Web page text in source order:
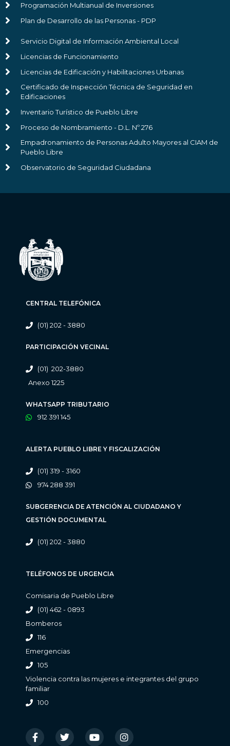
Programación Multianual de Inversiones
Plan de Desarrollo de las Personas - PDP
Servicio Digital de Información Ambiental Local
Licencias de Funcionamiento
Licencias de Edificación y Habilitaciones Urbanas
Certificado de Inspección Técnica de Seguridad en
Edificaciones
Inventario Turístico de Pueblo Libre
Proceso de Nombramiento - D.L. Nº 276
Empadronamiento de Personas Adulto Mayores al CIAM de
Pueblo Libre
Observatorio de Seguridad Ciudadana
CENTRAL TELEFÓNICA
(01) 202 - 3880
PARTICIPACIÓN VECINAL
(01) 202-3880
Anexo 1225
WHATSAPP TRIBUTARIO
912 391 145
ALERTA PUEBLO LIBRE Y FISCALIZACIÓN
(01) 319 - 3160
974 288 391
SUBGERENCIA DE ATENCIÓN AL CIUDADANO Y
GESTIÓN DOCUMENTAL
(01) 202 - 3880
TELÉFONOS DE URGENCIA
Comisaria de Pueblo Libre
(01) 462 - 0893
Bomberos
116
Emergencias
105
Violencia contra las mujeres e integrantes del grupo
familiar
100